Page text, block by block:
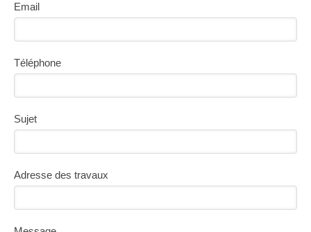
Email
Téléphone
Sujet
Adresse des travaux